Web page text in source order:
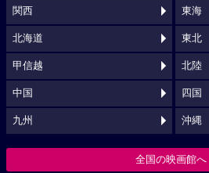
関西 東海
北海道 東北
甲信越 北陸
中国 四国
九州 沖縄
全国の映画館へ